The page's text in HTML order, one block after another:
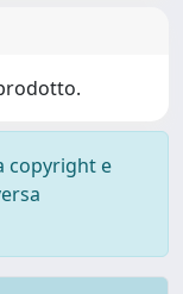
copyright e